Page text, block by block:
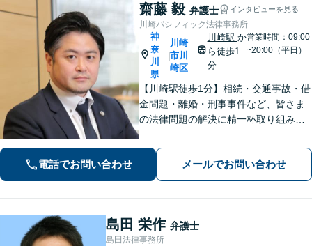
齋藤 毅 弁護士 インタビューを見る
川崎パシフィック法律事務所
神
奈
川
県
|
川崎
市川
崎区
川崎駅 か
ら徒歩1
分
営業時間：09:00
~20:00（平日）
【川崎駅徒歩1分】相続・交通事故・借
金問題・離婚・刑事事件など、皆さま
の法律問題の解決に精一杯取り組みま
ークの軽さに自信あり。費用の負担を
最小限にするよう努めています。【地
元密着】クチコミ・リピーター多数。
電話でお問い合わせ メールでお問い合わせ
島田 栄作 弁護士
島田法律事務所